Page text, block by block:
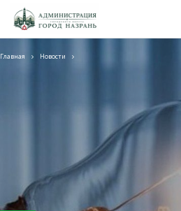
Главная Новости